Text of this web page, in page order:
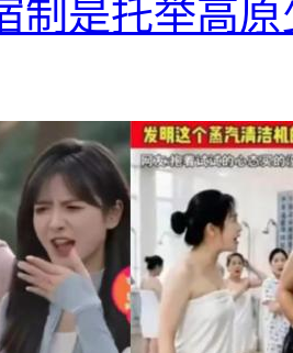
制是托举高